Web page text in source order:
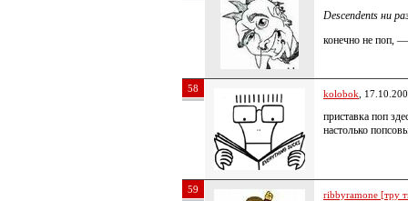
Descendents ни
конечно не поп,
58 kolobok ,
приставка поп
настолько
59 ribbyramone [тру